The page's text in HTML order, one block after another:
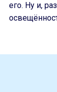
его. Ну и,